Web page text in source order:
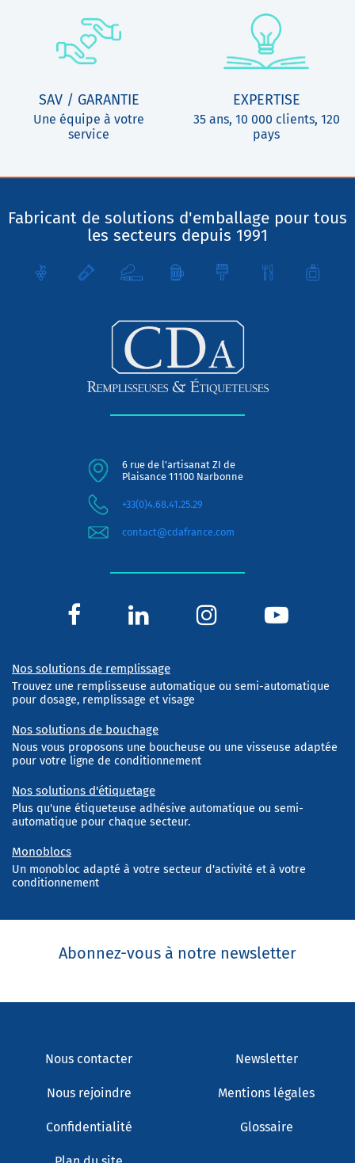
SAV / GARANTIE
Une équipe à votre
service
EXPERTISE
35 ans, 10 000 clients, 120
pays
Fabricant de solutions d'emballage pour tous
les secteurs depuis 1991
6 rue de l'artisanat ZI de
Plaisance 11100 Narbonne
+33(0)4.68.41.25.29
contact@cdafrance.com
Nos solutions de remplissage
Trouvez une remplisseuse automatique ou semi-automatique
pour dosage, remplissage et visage
Nos solutions de bouchage
Nous vous proposons une boucheuse ou une visseuse adaptée
pour votre ligne de conditionnement
Nos solutions d'étiquetage
Plus qu'une étiqueteuse adhésive automatique ou semi-
automatique pour chaque secteur.
Monoblocs
Un monobloc adapté à votre secteur d'activité et à votre
conditionnement
Abonnez-vous à notre newsletter
Nous contacter Newsletter
Nous rejoindre Mentions légales
Confidentialité Glossaire